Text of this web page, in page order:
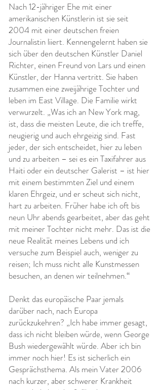
Nach 12-jähriger Ehe mit einer
amerikanischen Künstlerin ist sie seit
2004 mit einer deutschen freien
Journalistin liiert. Kennengelernt haben sie
sich über den deutschen Künstler Daniel
Richter, einen Freund von Lars und einen
Künstler, der Hanna vertritt. Sie haben
zusammen eine zweijährige Tochter und
leben im East Village. Die Familie wirkt
verwurzelt. „Was ich an New York mag,
ist, dass die meisten Leute, die ich treffe,
neugierig und auch ehrgeizig sind. Fast
jeder, der sich entscheidet, hier zu leben
und zu arbeiten – sei es ein Taxifahrer aus
Haiti oder ein deutscher Galerist – ist hier
mit einem bestimmten Ziel und einem
klaren Ehrgeiz, und er scheut sich nicht,
hart zu arbeiten. Früher habe ich oft bis
neun Uhr abends gearbeitet, aber das geht
mit meiner Tochter nicht mehr. Das ist die
neue Realität meines Lebens und ich
versuche zum Beispiel auch, weniger zu
reisen; Ich muss nicht alle Kunstmessen
besuchen, an denen wir teilnehmen.“
Denkt das europäische Paar jemals
darüber nach, nach Europa
zurückzukehren? „Ich habe immer gesagt,
dass ich nicht bleiben würde, wenn George
Bush wiedergewählt würde. Aber ich bin
immer noch hier! Es ist sicherlich ein
Gesprächsthema. Als mein Vater 2006
nach kurzer, aber schwerer Krankheit